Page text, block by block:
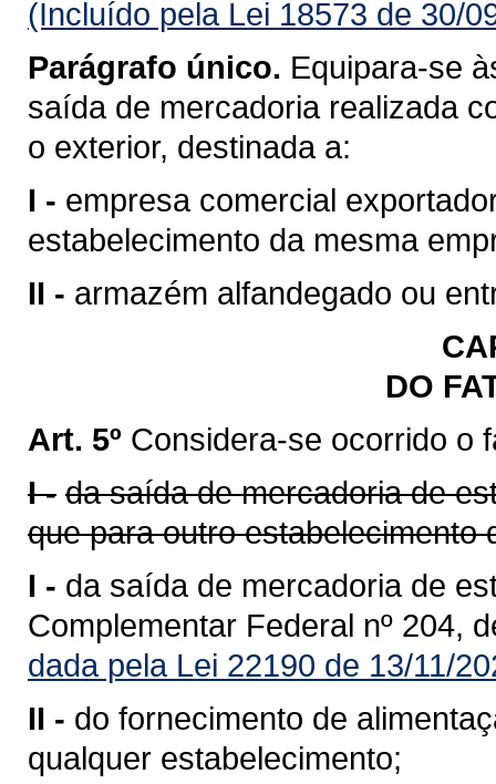
(Incluído pela Lei 18573 de 30/
Parágrafo único. Equipara-se
saída de mercadoria realizada
o exterior, destinada a:
I - empresa comercial
estabelecimento da mesma
II - armazém alfandegado ou
DO
Art. 5º Considera-se ocorrido o
I - da saída de mercadoria de
que para outro estabelecimento
I - da saída de mercadoria de
Complementar Federal nº 204,
dada pela Lei 22190 de 13/11/
II - do fornecimento de
qualquer estabelecimento;